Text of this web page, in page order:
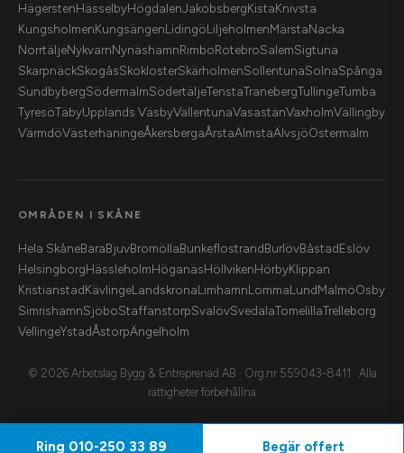
HägerstenHässelbyHögdalenJakobsbergKistaKnivsta
KungsholmenKungsängenLidingöLiljeholmenMärstaNacka
NorrtäljeNykvarnNynäshamnRimboRotebroSalemSigtuna
SkarpnäckSkogåsSkoklosterSkärholmenSollentunaSolnaSpånga
SundbybergSödermalmSödertäljeTenstaTranebergTullingeTumba
TyresöTäbyUpplands VäsbyVallentunaVasastanVaxholmVällingby
VärmdöVästerhaningeÅkersbergaÅrstaÄlmstaÄlvsjöÖstermalm
OMRÅDEN I SKÅNE
Hela SkåneBaraBjuvBromöllaBunkeflostrandBurlövBåstadEslöv
HelsingborgHässleholmHöganäsHöllvikenHörbyKlippan
KristianstadKävlingeLandskronaLimhamnLommaLundMalmöOsby
SimrishamnSjöboStaffanstorpSvalövSvedalaTomelillaTrelleborg
VellingeYstadÅstorpÄngelholm
© 2026 Arbetslag Bygg & Entreprenad AB · Org.nr 559043-8411 · Alla
rättigheter förbehållna
Ring 010-250 33 89 Begär offert